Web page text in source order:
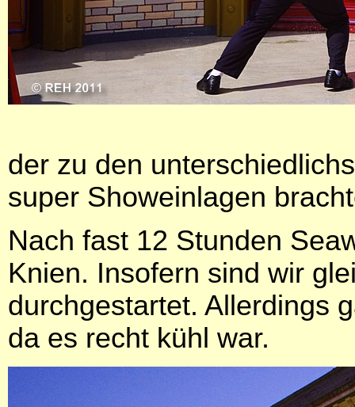
der zu den
super Showeinlagen
Nach fast 12 Stunden
Knien. Insofern sind wir
durchgestartet. Allerdings
da es recht kühl war.